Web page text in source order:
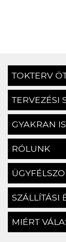
TOKTERV
TERVEZÉSI
GYAKRAN
RÓLUNK
SZÁLLÍTÁSI
MIÉRT